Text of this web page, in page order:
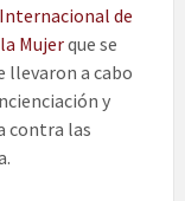
de
Mujerque se
llevaron a cabo
y
contra las